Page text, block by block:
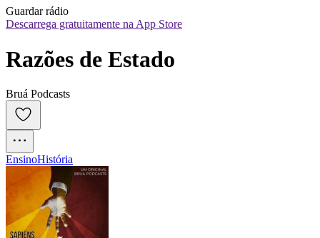
Guardar rádio
Descarrega gratuitamente na App Store
Razões de Estado
Bruá Podcasts
EnsinoHistória